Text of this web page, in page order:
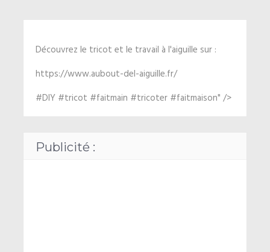
Découvrez le tricot et le travail à l'aiguille sur :
https://www.aubout-del-aiguille.fr/
#DIY #tricot #faitmain #tricoter #faitmaison" />
Publicité :